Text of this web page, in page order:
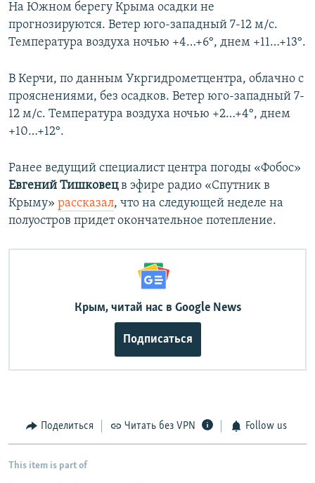
На Южном берегу Крыма осадки не
прогнозируются. Ветер юго-западный 7-12 м/с.
Температура воздуха ночью +4…+6°, днем +11…+13°.
В Керчи, по данным Укргидрометцентра, облачно с
прояснениями, без осадков. Ветер юго-западный 7-
12 м/с. Температура воздуха ночью +2…+4°, днем
+10…+12°.
Ранее ведущий специалист центра погоды «Фобос»
Евгений Тишковецв эфире радио «Спутник в
Крыму» рассказал, что на следующей неделе на
полуостров придет окончательное потепление.
Крым, читай нас в Google News
Подписаться
Поделиться Читать без VPN Follow us
This item is part of